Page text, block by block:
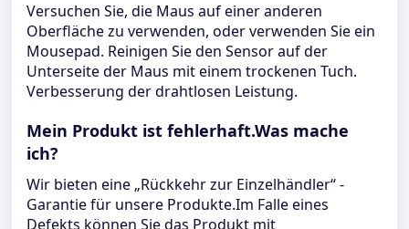
Versuchen Sie, die Maus auf einer anderen
Oberfläche zu verwenden, oder verwenden Sie ein
Mousepad. Reinigen Sie den Sensor auf der
Unterseite der Maus mit einem trockenen Tuch.
Verbesserung der drahtlosen Leistung.
Mein Produkt ist fehlerhaft.Was mache
ich?
Wir bieten eine „Rückkehr zur Einzelhändler“ -
Garantie für unsere Produkte.Im Falle eines
Defekts können Sie das Produkt mit